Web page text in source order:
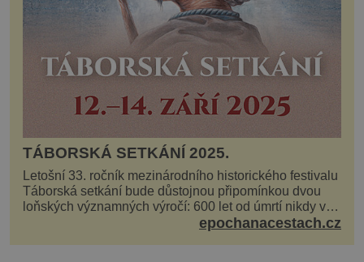
TÁBORSKÁ SETKÁNÍ 2025.
Letošní 33. ročník mezinárodního historického festivalu
Táborská setkání bude důstojnou připomínkou dvou
loňských významných výročí: 600 let od úmrtí nikdy v
poli neporaženého hejtmana Jana Žižky z Tr...
epochanacestach.cz